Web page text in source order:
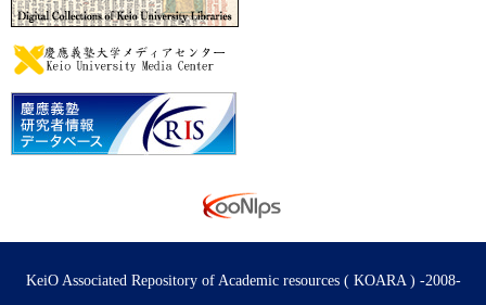
KeiO Associated Repository of Academic resources ( KOARA ) -2008-